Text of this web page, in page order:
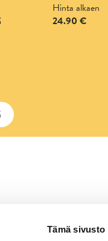
Tämä sivusto
Hinta alkaen
24.90 €